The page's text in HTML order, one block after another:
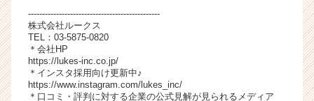
-----------------------------------------------
株式会社ルークス
TEL：03-5875-0820
＊会社HP
https://lukes-inc.co.jp/
＊インスタ採用向け更新中♪
https://www.instagram.com/lukes_inc/
＊口コミ・評判に対する企業の公式見解が見られるメディア